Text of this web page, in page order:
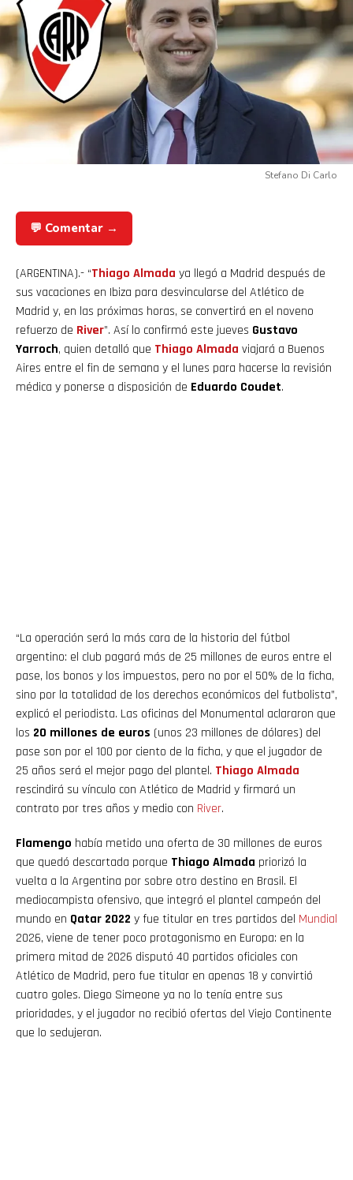
Stefano Di Carlo
💬 Comentar →
(ARGENTINA).- “Thiago Almada ya llegó a Madrid después de
sus vacaciones en Ibiza para desvincularse del Atlético de
Madrid y, en las próximas horas, se convertirá en el noveno
refuerzo de River”. Así lo confirmó este jueves Gustavo
Yarroch, quien detalló que Thiago Almada viajará a Buenos
Aires entre el fin de semana y el lunes para hacerse la revisión
médica y ponerse a disposición de Eduardo Coudet.
“La operación será la más cara de la historia del fútbol
argentino: el club pagará más de 25 millones de euros entre el
pase, los bonos y los impuestos, pero no por el 50% de la ficha,
sino por la totalidad de los derechos económicos del futbolista”,
explicó el periodista. Las oficinas del Monumental aclararon que
los 20 millones de euros (unos 23 millones de dólares) del
pase son por el 100 por ciento de la ficha, y que el jugador de
25 años será el mejor pago del plantel. Thiago Almada
rescindirá su vínculo con Atlético de Madrid y firmará un
contrato por tres años y medio con River.
Flamengo había metido una oferta de 30 millones de euros
que quedó descartada porque Thiago Almada priorizó la
vuelta a la Argentina por sobre otro destino en Brasil. El
mediocampista ofensivo, que integró el plantel campeón del
mundo en Qatar 2022 y fue titular en tres partidos del Mundial
2026, viene de tener poco protagonismo en Europa: en la
primera mitad de 2026 disputó 40 partidos oficiales con
Atlético de Madrid, pero fue titular en apenas 18 y convirtió
cuatro goles. Diego Simeone ya no lo tenía entre sus
prioridades, y el jugador no recibió ofertas del Viejo Continente
que lo sedujeran.